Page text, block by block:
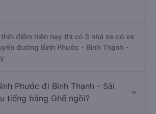
điểm hiện nay thì có 3 nhà xe có xe
đường Bình Phước - Bình Thạnh -
Phước đi Bình Thạnh - Sài
tiếng bằng Ghế ngồi?